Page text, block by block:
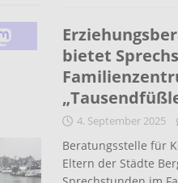
bietet
4. September 2025
Beratungsstelle für
Eltern der Städte